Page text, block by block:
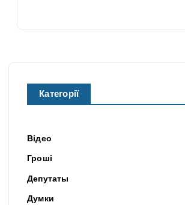
Категорії
Відео
Гроші
Депутаты
Думки